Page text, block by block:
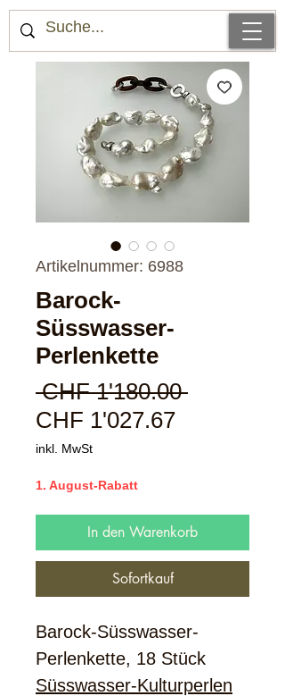
Artikelnummer: 6988
Barock-
Süsswasser-
Perlenkette
CHF 1'180.00
CHF 1'027.67Sale-
inkl. MwSt
1. August-Rabatt
In den Warenkorb
Sofortkauf
Barock-Süsswasser-
Perlenkette, 18 Stück
Süsswasser-Kulturperlen